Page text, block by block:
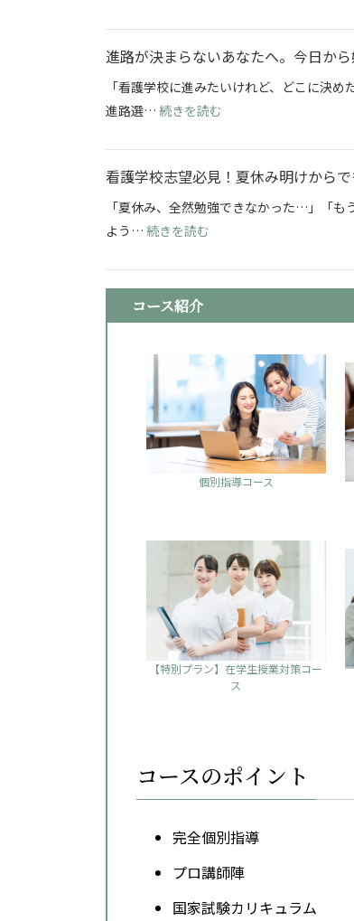
進路が決まらないあなたへ。今日か
「看護学校に進みたいけれど、どこに決
進路選… 続きを読む
看護学校志望必見！夏休み明けから
「夏休み、全然勉強できなかった…」「
よう… 続きを読む
コース紹介
個別指導コース
【特別プラン】在学生授業対策コー
ス
コースのポイント
完全個別指導
プロ講師陣
国家試験カリキュラム